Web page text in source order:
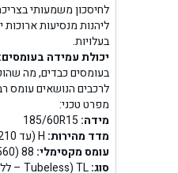
לחיסכון משמעותי
ליהנות מנסיעות ארוכות
בעלויות.
יכולת עמידה בעומסים:
בעומסים כבדים, מה
לרכבים הנושאים עומס
מפרט טכני:
מידה:
מדד מהירות:
עומס מקסימלי:
סוג: